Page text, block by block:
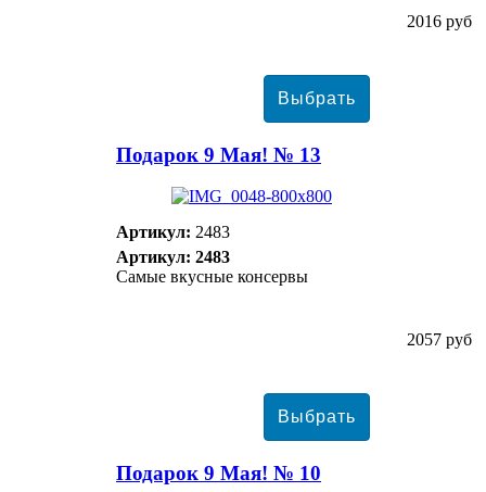
2016 руб
Подарок 9 Мая! № 13
Артикул: 2483
Артикул: 2483
Самые вкусные консервы
2057 руб
Подарок 9 Мая! № 10